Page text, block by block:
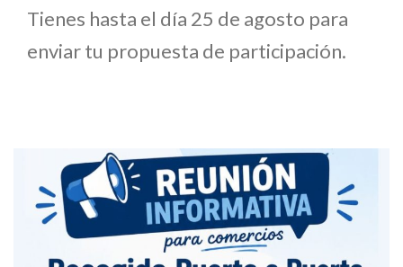
Tienes hasta el día 25 de agosto para
enviar tu propuesta de participación.